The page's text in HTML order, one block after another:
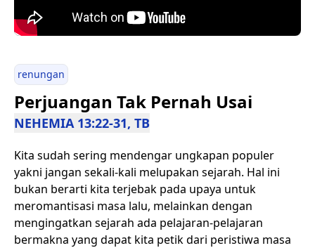
renungan
Perjuangan Tak Pernah Usai
NEHEMIA 13:22-31, TB
Kita sudah sering mendengar ungkapan populer
yakni jangan sekali-kali melupakan sejarah. Hal ini
bukan berarti kita terjebak pada upaya untuk
meromantisasi masa lalu, melainkan dengan
mengingatkan sejarah ada pelajaran-pelajaran
bermakna yang dapat kita petik dari peristiwa masa